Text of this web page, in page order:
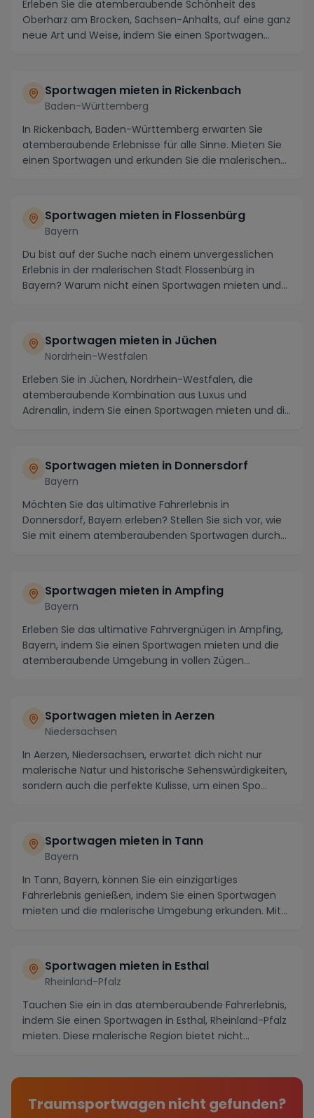
Erleben Sie die atemberaubende Schönheit des
Oberharz am Brocken, Sachsen-Anhalts, auf eine ganz
neue Art und Weise, indem Sie einen Sportwagen
Sportwagen mieten in Rickenbach
Baden-Württemberg
In Rickenbach, Baden-Württemberg erwarten Sie
atemberaubende Erlebnisse für alle Sinne. Mieten Sie
einen Sportwagen und erkunden Sie die malerischen
Sportwagen mieten in Flossenbürg
Bayern
Du bist auf der Suche nach einem unvergesslichen
Erlebnis in der malerischen Stadt Flossenbürg in
Bayern? Warum nicht einen Sportwagen mieten und
Sportwagen mieten in Jüchen
Nordrhein-Westfalen
Erleben Sie in Jüchen, Nordrhein-Westfalen, die
atemberaubende Kombination aus Luxus und
Adrenalin, indem Sie einen Sportwagen mieten und die
Sportwagen mieten in Donnersdorf
Bayern
Möchten Sie das ultimative Fahrerlebnis in
Donnersdorf, Bayern erleben? Stellen Sie sich vor, wie
Sie mit einem atemberaubenden Sportwagen durch
Sportwagen mieten in Ampfing
Bayern
Erleben Sie das ultimative Fahrvergnügen in Ampfing,
Bayern, indem Sie einen Sportwagen mieten und die
atemberaubende Umgebung in vollen Zügen
Sportwagen mieten in Aerzen
Niedersachsen
In Aerzen, Niedersachsen, erwartet dich nicht nur
malerische Natur und historische Sehenswürdigkeiten,
sondern auch die perfekte Kulisse, um einen Spo...
Sportwagen mieten in Tann
Bayern
In Tann, Bayern, können Sie ein einzigartiges
Fahrerlebnis genießen, indem Sie einen Sportwagen
mieten und die malerische Umgebung erkunden. Mit
Sportwagen mieten in Esthal
Rheinland-Pfalz
Tauchen Sie ein in das atemberaubende Fahrerlebnis,
indem Sie einen Sportwagen in Esthal, Rheinland-Pfalz
mieten. Diese malerische Region bietet nicht...
Traumsportwagen nicht gefunden?